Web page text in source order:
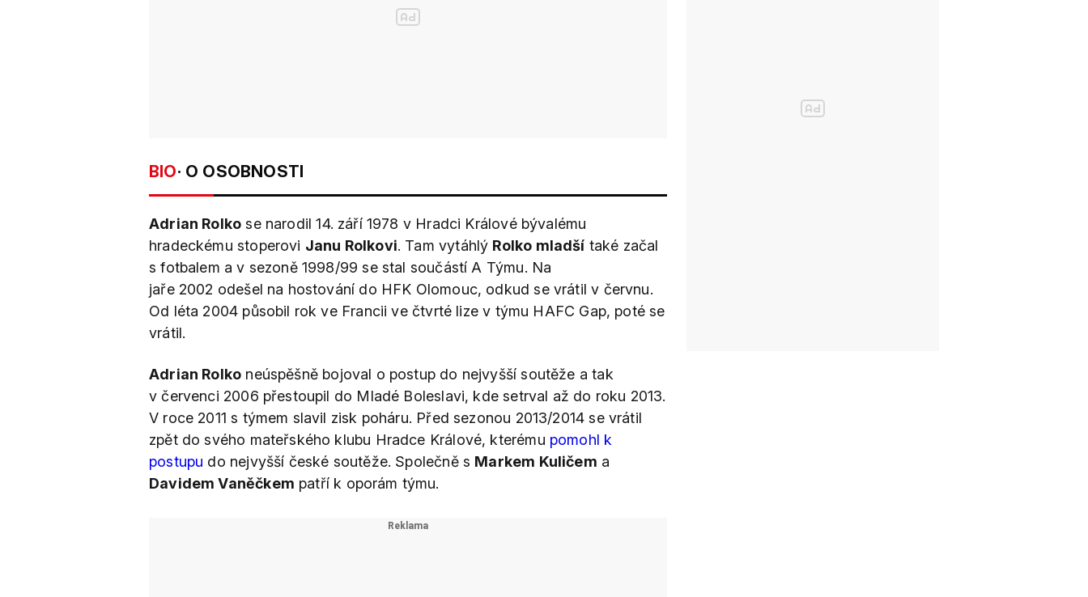
BIO· O OSOBNOSTI
Adrian Rolko se narodil 14. září 1978 v Hradci Králové bývalému
hradeckému stoperovi Janu Rolkovi. Tam vytáhlý Rolko mladší také začal
s fotbalem a v sezoně 1998/99 se stal součástí A Týmu. Na
jaře 2002 odešel na hostování do HFK Olomouc, odkud se vrátil v červnu.
Od léta 2004 působil rok ve Francii ve čtvrté lize v týmu HAFC Gap, poté se
vrátil.
Adrian Rolko neúspěšně bojoval o postup do nejvyšší soutěže a tak
v červenci 2006 přestoupil do Mladé Boleslavi, kde setrval až do roku 2013.
V roce 2011 s týmem slavil zisk poháru. Před sezonou 2013/2014 se vrátil
zpět do svého mateřského klubu Hradce Králové, kterému pomohl k
postupu do nejvyšší české soutěže. Společně s Markem Kuličem a
Davidem Vaněčkem patří k oporám týmu.